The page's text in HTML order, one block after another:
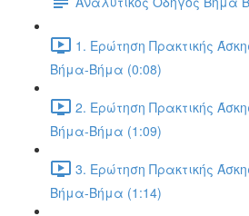
1. Ερώτηση Πρακτικής
Βήμα-Βήμα (0:08)
2. Ερώτηση Πρακτικής
Βήμα-Βήμα (1:09)
3. Ερώτηση Πρακτικής
Βήμα-Βήμα (1:14)